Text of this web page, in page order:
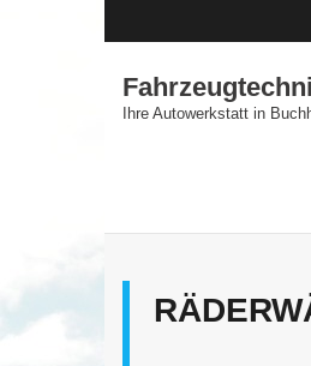
to
content
Ihre Autowerkstatt in